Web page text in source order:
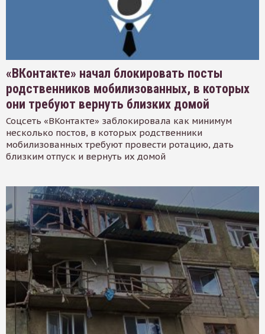
«ВКонтакте» начал блокировать посты
родственников мобилизованных, в которых
они требуют вернуть близких домой
Соцсеть «ВКонтакте» заблокировала как минимум
несколько постов, в которых родственники
мобилизованных требуют провести ротацию, дать
близким отпуск и вернуть их домой